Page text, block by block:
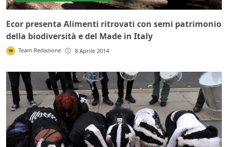
Ecor presenta Alimenti ritrovati con semi patrimonio
della biodiversità e del Made in Italy
Team Redazione 8 Aprile 2014